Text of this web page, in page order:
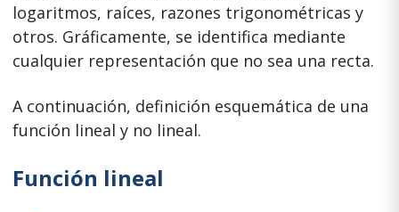
logaritmos, raíces, razones trigonométricas y
otros. Gráficamente, se identifica mediante
cualquier representación que no sea una recta.
A continuación, definición esquemática de una
función lineal y no lineal.
Función lineal